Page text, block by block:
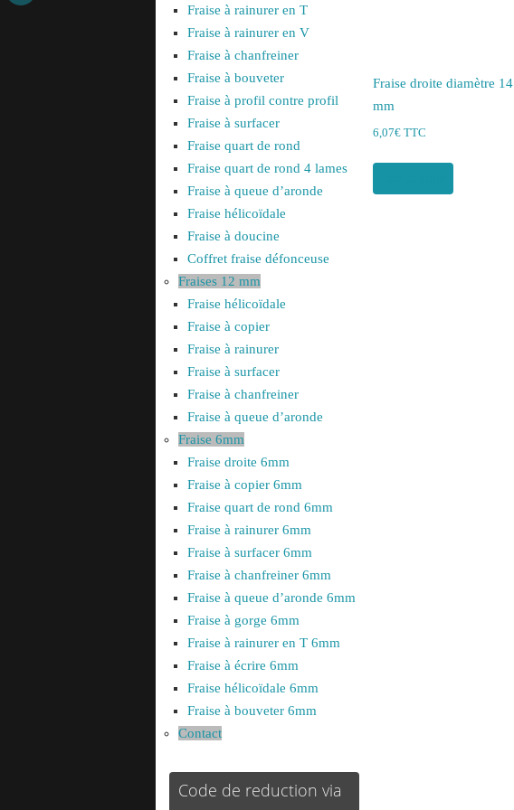
Fraise droite diamètre 14
mm
6,07€ TTC
Fraise à rainurer en T
Fraise à rainurer en V
Fraise à chanfreiner
Fraise à bouveter
Fraise à profil contre profil
Fraise à surfacer
Fraise quart de rond
Fraise quart de rond 4 lames
Fraise à queue d’aronde
Fraise hélicoïdale
Fraise à doucine
Coffret fraise défonceuse
Fraises 12 mm
Fraise hélicoïdale
Fraise à copier
Fraise à rainurer
Fraise à surfacer
Fraise à chanfreiner
Fraise à queue d’aronde
Fraise 6mm
Fraise droite 6mm
Fraise à copier 6mm
Fraise quart de rond 6mm
Fraise à rainurer 6mm
Fraise à surfacer 6mm
Fraise à chanfreiner 6mm
Fraise à queue d’aronde 6mm
Fraise à gorge 6mm
Fraise à rainurer en T 6mm
Fraise à écrire 6mm
Fraise hélicoïdale 6mm
Fraise à bouveter 6mm
Contact
Code de reduction via